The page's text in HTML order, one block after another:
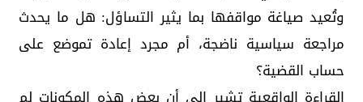
وتُعيد صياغة مواقفها بما يثير التساؤل: هل ما يحدث
مراجعة سياسية ناضجة، أم مجرد إعادة تموضع على
حساب القضية؟